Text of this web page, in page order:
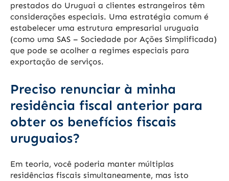
prestados do Uruguai a clientes estrangeiros têm
considerações especiais. Uma estratégia comum é
estabelecer uma estrutura empresarial uruguaia
(como uma SAS – Sociedade por Ações Simplificada)
que pode se acolher a regimes especiais para
exportação de serviços.
Preciso renunciar à minha
residência fiscal anterior para
obter os benefícios fiscais
uruguaios?
Em teoria, você poderia manter múltiplas
residências fiscais simultaneamente, mas isto